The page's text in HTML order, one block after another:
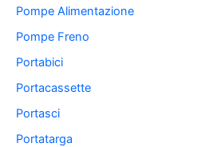
Pompe Alimentazione
Pompe Freno
Portabici
Portacassette
Portasci
Portatarga